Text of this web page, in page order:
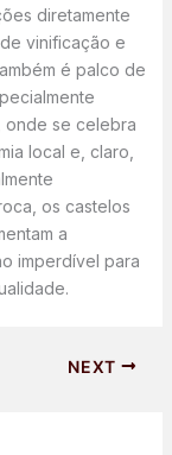
diretamente
vinificação e
é palco de
onde se celebra
local e, claro,
os castelos
a
imperdível para
NEXT